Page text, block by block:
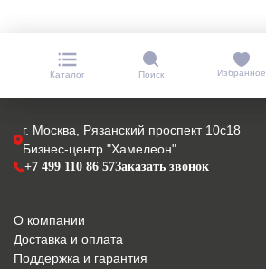
Каталог Поиск Избранное
г. Москва, Рязанский проспект 10с18
Бизнес-центр "Хамелеон"
+7 499 110 86 57Заказать звонок
О компании
Доставка и оплата
Поддержка и гарантия